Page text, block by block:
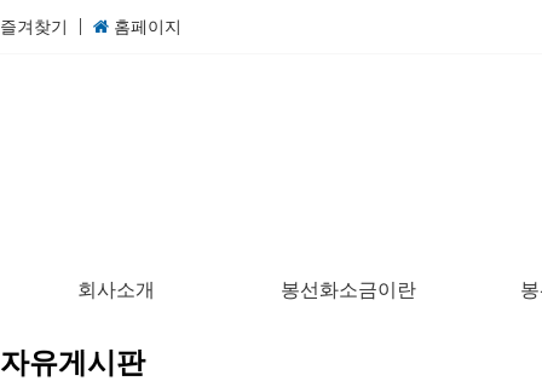
즐겨찾기 홈페이지
회사소개 봉선화소금이란
자유게시판